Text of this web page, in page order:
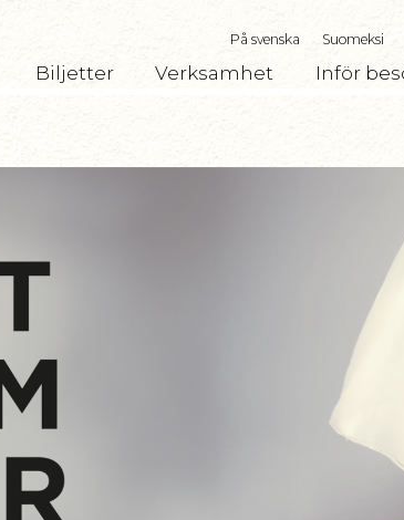
På svenska Suomeksi
Biljetter Verksamhet Inför